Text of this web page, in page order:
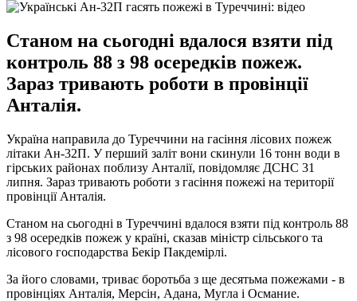
Станом на сьогодні вдалося взяти під
контроль 88 з 98 осередків пожеж.
Зараз тривають роботи в провінції
Анталія.
Україна направила до Туреччини на гасіння лісових пожеж
літаки Ан-32П. У перший заліт вони скинули 16 тонн води в
гірських районах поблизу Анталії, повідомляє ДСНС 31
липня. Зараз тривають роботи з гасіння пожежі на території
провінції Анталія.
Станом на сьогодні в Туреччині вдалося взяти під контроль 88
з 98 осередків пожеж у країні, сказав міністр сільського та
лісового господарства Бекір Пакдемірлі.
За його словами, триває боротьба з ще десятьма пожежами - в
провінціях Анталія, Мерсін, Адана, Мугла і Османие.